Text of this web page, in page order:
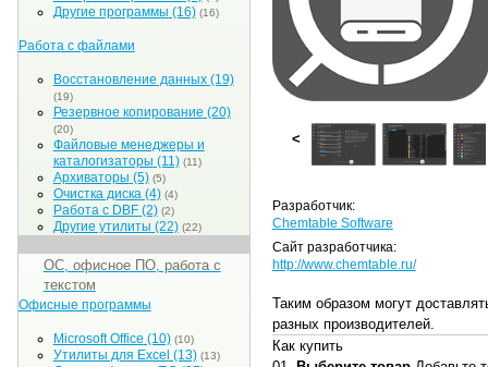
<
Разработчик:
Chemtable Software
Сайт разработчика:
http://www.chemtable.ru/
Таким образом могут
разных производителей.
Как купить
Другие программы (16) (16)
Работа с файлами
Восстановление данных(19)
(19)
Резервное копирование (20)
(20)
Файловые менеджеры и
каталогизаторы (11) (11)
Архиваторы (5) (5)
Очистка диска(4) (4)
Работа с DBF(2) (2)
Другие утилиты (22) (22)
ОС, офисное ПО, работа с
текстом
Офисные программы
Microsoft Office (10) (10)
Утилиты для Excel (13) (13)